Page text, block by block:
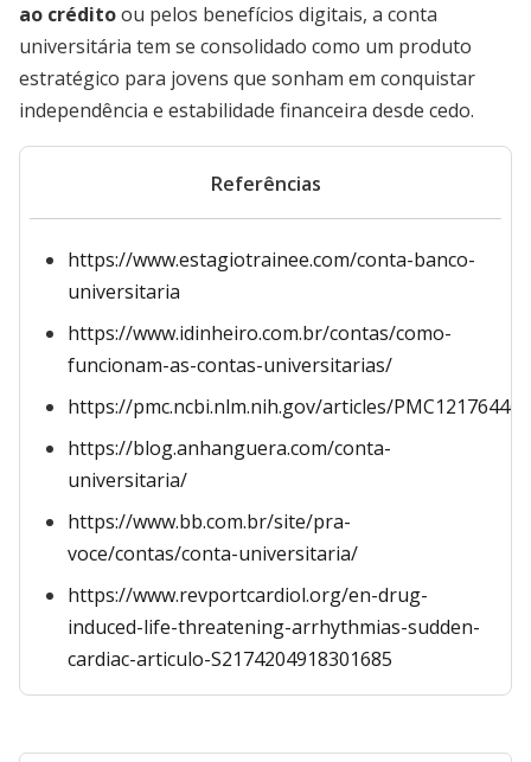
ao créditoou pelos benefícios digitais, a conta
universitária tem se consolidado como um produto
estratégico para jovens que sonham em conquistar
independência e estabilidade financeira desde cedo.
Referências
https://www.estagiotrainee.com/conta-banco-
universitaria
https://www.idinheiro.com.br/contas/como-
funcionam-as-contas-universitarias/
https://pmc.ncbi.nlm.nih.gov/articles/PMC12176446/
https://blog.anhanguera.com/conta-
universitaria/
https://www.bb.com.br/site/pra-
voce/contas/conta-universitaria/
https://www.revportcardiol.org/en-drug-
induced-life-threatening-arrhythmias-sudden-
cardiac-articulo-S2174204918301685